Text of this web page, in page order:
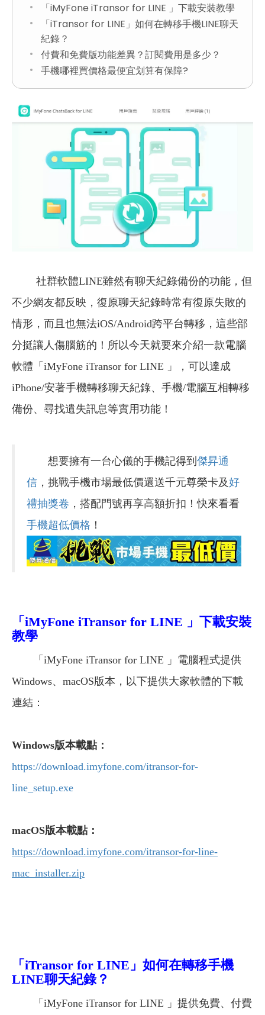
「iMyFone iTransor for LINE 」下載安裝教學
「iTransor for LINE」如何在轉移手機LINE聊天
紀錄？
付費和免費版功能差異？訂閱費用是多少？
手機哪裡買價格最便宜划算有保障?
社群軟體LINE雖然有聊天紀錄備份的功能，但
不少網友都反映，復原聊天紀錄時常有復原失敗的
情形，而且也無法iOS/Android跨平台轉移，這些部
分挺讓人傷腦筋的！所以今天就要來介紹一款電腦
軟體「iMyFone iTransor for LINE 」，可以達成
iPhone/安著手機轉移聊天紀錄、手機/電腦互相轉移
備份、尋找遺失訊息等實用功能！
想要擁有一台心儀的手機記得到 傑昇通
信 ，挑戰手機市場最低價還送千元尊榮卡及好
禮抽獎卷 ，搭配門號再享高額折扣！快來看看
手機超低價格 ！
「iMyFone iTransor for LINE 」下載安裝
教學
「iMyFone iTransor for LINE 」電腦程式提供
Windows、macOS版本，以下提供大家軟體的下載
連結：
Windows版本載點：
https://download.imyfone.com/itransor-for-
line_setup.exe
macOS版本載點：
https://download.imyfone.com/itransor-for-line-
mac_installer.zip
「iTransor for LINE」如何在轉移手機
LINE聊天紀錄？
「iMyFone iTransor for LINE 」提供免費、付費